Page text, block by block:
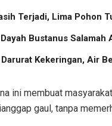
Terjadi, Lima Pohon
Bustanus
Kekeringan, Air
ini membuat
gaul, tanpa